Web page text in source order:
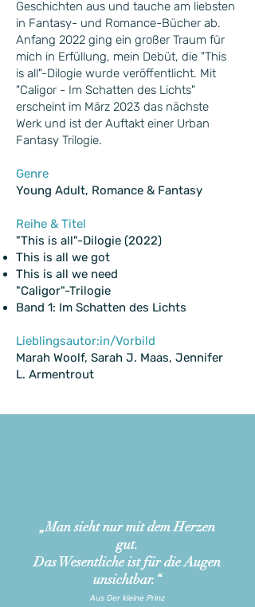
Geschichten aus und tauche am liebsten
in Fantasy- und Romance-Bücher ab.
Anfang 2022 ging ein großer Traum für
mich in Erfüllung, mein Debüt, die "This
is all"-Dilogie wurde veröffentlicht. Mit
"Caligor - Im Schatten des Lichts"
erscheint im März 2023 das nächste
Werk und ist der Auftakt einer Urban
Fantasy Trilogie.
Genre
Young Adult, Romance & Fantasy
Reihe & Titel
"This is all"-Dilogie (2022)
This is all we got
This is all we need
"Caligor"-Trilogie
Band 1: Im Schatten des Lichts
Lieblingsautor:in/Vorbild
Marah Woolf, Sarah J. Maas, Jennifer
L. Armentrout
„Man sieht nur mit dem Herzen
gut.
Das Wesentliche ist für die Augen
unsichtbar.“
Aus Der kleine Prinz